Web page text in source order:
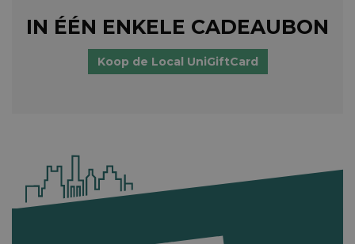
IN ÉÉN ENKELE CADEAUBON
Koop de Local UniGiftCard